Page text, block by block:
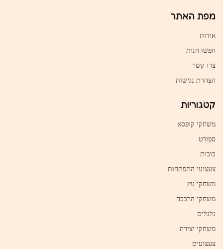
מפת האתר
אודות
חפשו חנות
צרו קשר
הצהרת נגישות
קטגוריות
משחקי קופסא
ספורט
בובות
צעצועי התפתחות
משחקי עץ
משחקי הרכבה
גלגלים
משחקי יצירה
צעצועים